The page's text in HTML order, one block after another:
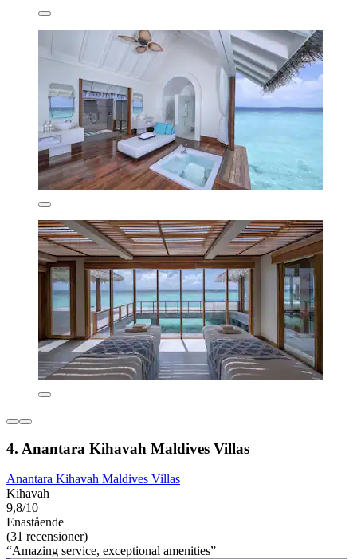
4. Anantara Kihavah Maldives Villas
Anantara Kihavah Maldives Villas
Kihavah
9,8/10
Enastående
(31 recensioner)
“Amazing service, exceptional amenities”